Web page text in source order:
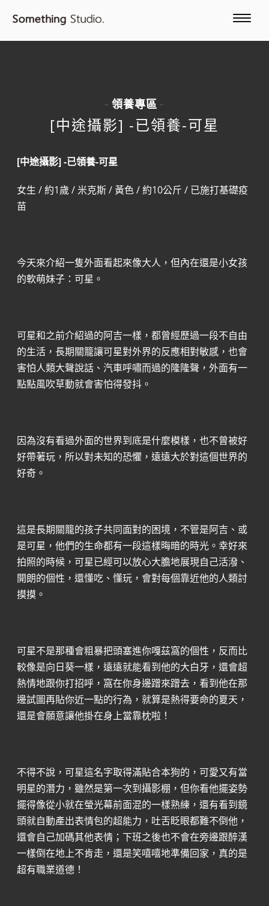
- 領養專區 -
[中途攝影] -已領養-可星
[中途攝影] -已領養-可星
女生 / 約1歲 / 米克斯 / 黃色 / 約10公斤 / 已施打基礎疫
苗
今天來介紹一隻外面看起來像大人，但內在還是小女孩
的軟萌妹子：可星。
可星和之前介紹過的阿吉一樣，都曾經歷過一段不自由
的生活，長期關籠讓可星對外界的反應相對敏感，也會
害怕人類大聲說話、汽車呼嘯而過的隆隆聲，外面有一
點點風吹草動就會害怕得發抖。
因為沒有看過外面的世界到底是什麼模樣，也不曾被好
好帶著玩，所以對未知的恐懼，遠遠大於對這個世界的
好奇。
這是長期關籠的孩子共同面對的困境，不管是阿吉、或
是可星，他們的生命都有一段這樣晦暗的時光。幸好來
拍照的時候，可星已經可以放心大膽地展現自己活潑、
開朗的個性，還懂吃、懂玩，會對每個靠近他的人類討
摸摸。
可星不是那種會粗暴把頭塞進你嘎茲窩的個性，反而比
較像是向日葵一樣，遠遠就能看到他的大白牙，還會超
熱情地跟你打招呼，窩在你身邊蹭來蹭去，看到他在那
邊試圖再貼你近一點的行為，就算是熱得要命的夏天，
還是會願意讓他掛在身上當靠枕啦！
不得不說，可星這名字取得滿貼合本狗的，可愛又有當
明星的潛力，雖然是第一次到攝影棚，但你看他擺姿勢
擺得像從小就在螢光幕前面混的一樣熟練，還有看到鏡
頭就自動產出表情包的超能力，吐舌眨眼都難不倒他，
還會自己加碼其他表情；下班之後也不會在旁邊跟醉漢
一樣倒在地上不肯走，還是笑嘻嘻地準備回家，真的是
超有職業道德！